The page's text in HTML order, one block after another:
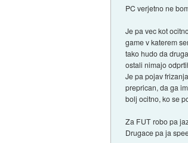
PC verjetno ne
Je pa vec kot
game v katerem
tako hudo da
ostali nimajo
Je pa pojav
preprican, da ga
bolj ocitno, ko se
Za FUT robo pa
Drugace pa ja